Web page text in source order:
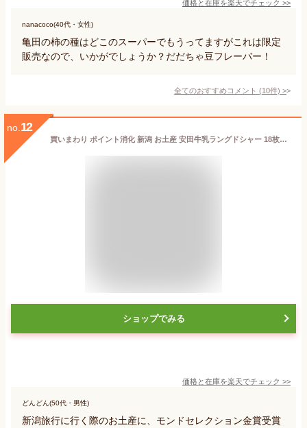
価格と在庫を楽天でチェック >>
nanacoco(40代・女性)
亀田の柿の種はどこのスーパーでもうってますがこれは限定
販売なので、いかがでしょうか？だだちゃ豆フレーバー！
全てのおすすめコメント (10件) >
no. 12
買いまわり ポイント消化 新潟 お土産 安田牛乳ラングドシャー 18枚入ラングドシャ モンドセレクション 金賞 インターナショナルハイクォリティー賞 受賞
ショップでみる
価格と在庫を楽天でチェック >>
どんどん(50代・男性)
新潟旅行に行く際のお土産に、モンドセレクション金賞受賞